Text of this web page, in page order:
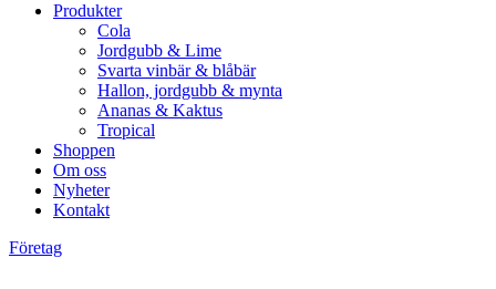
Produkter
Cola
Jordgubb & Lime
Svarta vinbär & blåbär
Hallon, jordgubb & mynta
Ananas & Kaktus
Tropical
Shoppen
Om oss
Nyheter
Kontakt
Företag